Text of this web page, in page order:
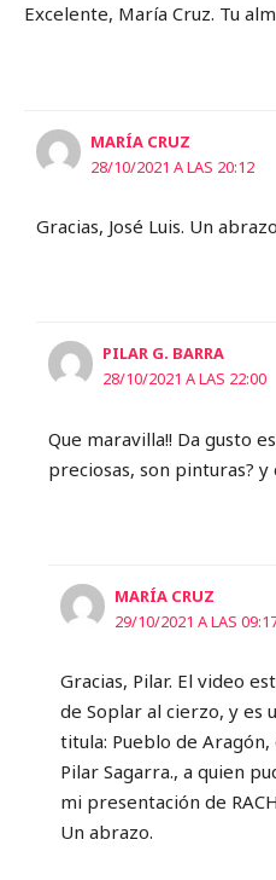
Excelente, María Cruz. Tu
MARÍA CRUZ
28/10/2021 A LAS 20:12
Gracias, José Luis. Un
PILAR G. BARRA
28/10/2021 A LAS 22:00
Que maravilla!! Da gusto
preciosas, son pinturas?
MARÍA CRUZ
29/10/2021 A LAS
Gracias, Pilar. El video
de Soplar al cierzo, y es
titula: Pueblo de
Pilar Sagarra., a quien
mi presentación de
Un abrazo.